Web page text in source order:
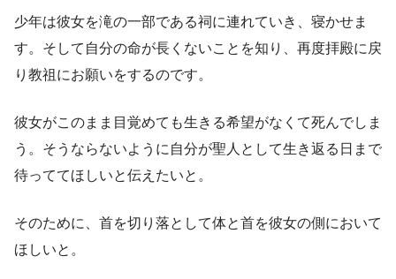
少年は彼女を滝の一部である祠に連れていき、寝かせま
す。そして自分の命が長くないことを知り、再度拝殿に戻
り教祖にお願いをするのです。
彼女がこのまま目覚めても生きる希望がなくて死んでしま
う。そうならないように自分が聖人として生き返る日まで
待っててほしいと伝えたいと。
そのために、首を切り落として体と首を彼女の側において
ほしいと。